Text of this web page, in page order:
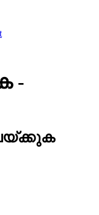
-